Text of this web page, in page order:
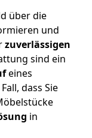
über die
und
zuverlässigen
sind ein
eines
dass Sie
in